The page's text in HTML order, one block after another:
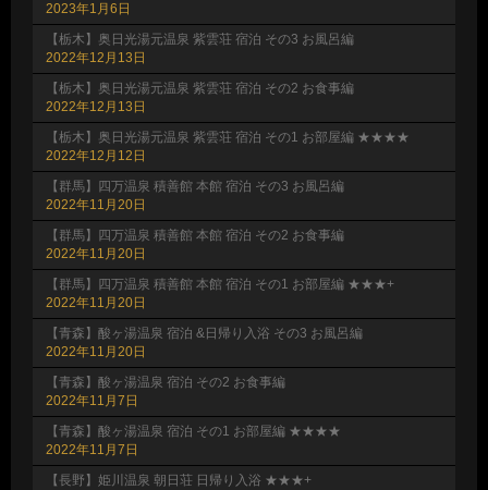
2023年1月6日
【栃木】奥日光湯元温泉 紫雲荘 宿泊 その3 お風呂編
2022年12月13日
【栃木】奥日光湯元温泉 紫雲荘 宿泊 その2 お食事編
2022年12月13日
【栃木】奥日光湯元温泉 紫雲荘 宿泊 その1 お部屋編 ★★★★
2022年12月12日
【群馬】四万温泉 積善館 本館 宿泊 その3 お風呂編
2022年11月20日
【群馬】四万温泉 積善館 本館 宿泊 その2 お食事編
2022年11月20日
【群馬】四万温泉 積善館 本館 宿泊 その1 お部屋編 ★★★+
2022年11月20日
【青森】酸ヶ湯温泉 宿泊 &日帰り入浴 その3 お風呂編
2022年11月20日
【青森】酸ヶ湯温泉 宿泊 その2 お食事編
2022年11月7日
【青森】酸ヶ湯温泉 宿泊 その1 お部屋編 ★★★★
2022年11月7日
【長野】姫川温泉 朝日荘 日帰り入浴 ★★★+